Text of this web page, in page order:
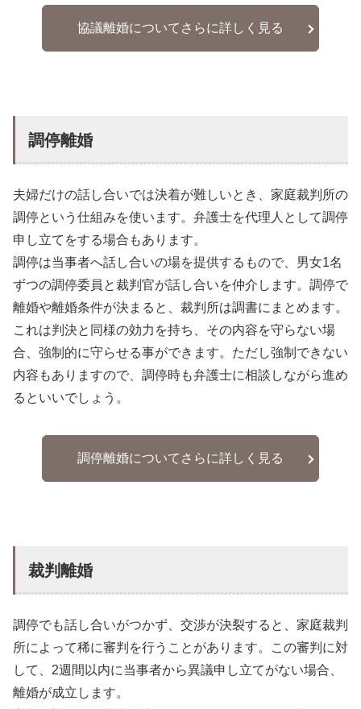
協議離婚についてさらに詳しく見る
調停離婚
夫婦だけの話し合いでは決着が難しいとき、家庭裁判所の
調停という仕組みを使います。弁護士を代理人として調停
申し立てをする場合もあります。
調停は当事者へ話し合いの場を提供するもので、男女1名
ずつの調停委員と裁判官が話し合いを仲介します。調停で
離婚や離婚条件が決まると、裁判所は調書にまとめます。
これは判決と同様の効力を持ち、その内容を守らない場
合、強制的に守らせる事ができます。ただし強制できない
内容もありますので、調停時も弁護士に相談しながら進め
るといいでしょう。
調停離婚についてさらに詳しく見る
裁判離婚
調停でも話し合いがつかず、交渉が決裂すると、家庭裁判
所によって稀に審判を行うことがあります。この審判に対
して、2週間以内に当事者から異議申し立てがない場合、
離婚が成立します。